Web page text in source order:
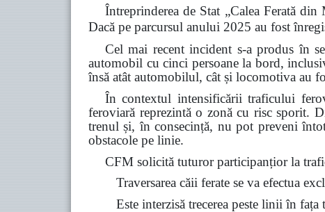
Întreprinderea de Stat „Calea Ferată
Dacă pe parcursul anului 2025 au fost
Cel mai recent incident s-a produs în
automobil cu cinci persoane la bord,
însă atât automobilul, cât și locomotiva au
În contextul intensificării traficului
feroviară reprezintă o zonă cu risc sporit.
trenul și, în consecință, nu pot preveni
obstacole pe linie.
CFM solicită tuturor participanțior la
Traversarea căii ferate se va efectua
Este interzisă trecerea peste linii în